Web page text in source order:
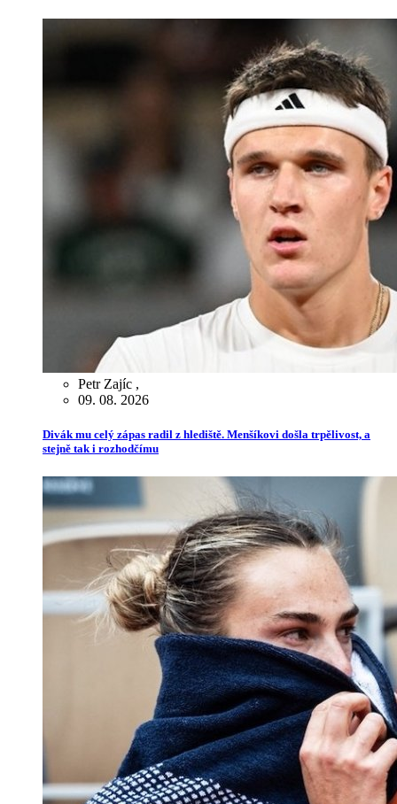
Petr Zajíc ,
09. 08. 2026
Divák mu celý zápas radil z hlediště. Menšíkovi došla trpělivost, a
stejně tak i rozhodčímu